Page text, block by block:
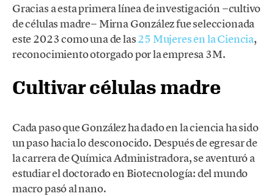
Gracias a esta primera línea de investigación −cultivo
de células madre− Mirna González fue seleccionada
este 2023 como una de las25 Mujeres en la Ciencia,
reconocimiento otorgado por la empresa 3M.
Cultivar células madre
Cada paso que González ha dado en la ciencia ha sido
un paso hacia lo desconocido. Después de egresar de
la carrera de Química Administradora, se aventuró a
estudiar el doctorado en Biotecnología: del mundo
macro pasó al nano.